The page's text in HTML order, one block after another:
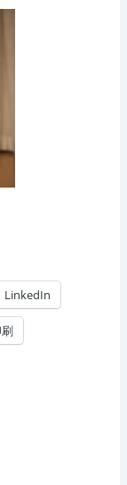
LinkedIn